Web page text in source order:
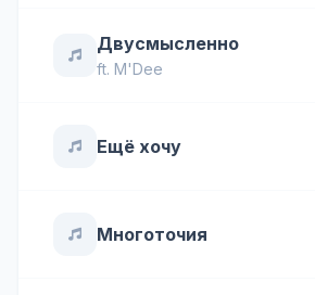
Двусмысленно
ft. M'Dee
Ещё хочу
Многоточия